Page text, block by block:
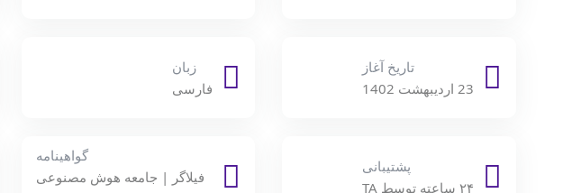
تاریخ آغاز
23 اردیبهشت 1402
زبان
فارسی
پشتیبانی
۲۴ ساعته توسط TA
گواهینامه
فیلاگر | جامعه هوش مصنوعی